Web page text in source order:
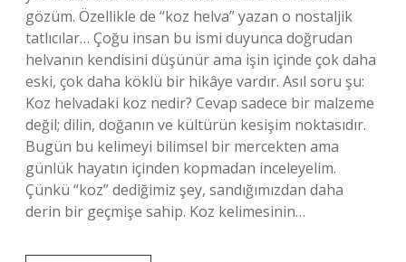
gözüm. Özellikle de “koz helva” yazan o nostaljik
tatlıcılar… Çoğu insan bu ismi duyunca doğrudan
helvanın kendisini düşünür ama işin içinde çok daha
eski, çok daha köklü bir hikâye vardır. Asıl soru şu:
Koz helvadaki koz nedir? Cevap sadece bir malzeme
değil; dilin, doğanın ve kültürün kesişim noktasıdır.
Bugün bu kelimeyi bilimsel bir mercekten ama
günlük hayatın içinden kopmadan inceleyelim.
Çünkü “koz” dediğimiz şey, sandığımızdan daha
derin bir geçmişe sahip. Koz kelimesinin…